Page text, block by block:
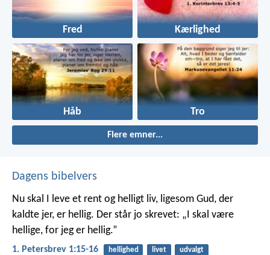
Fred Kærlighed
Håb Tro
Flere emner...
Dagens bibelvers
Nu skal I leve et rent og helligt liv, ligesom Gud, der
kaldte jer, er hellig. Der står jo skrevet: „I skal være
hellige, for jeg er hellig.”
1. Petersbrev 1:15-16 hellighed livet udvalgt